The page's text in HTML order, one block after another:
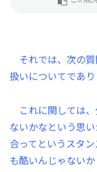
それでは、次の
扱いについてであり
これに関しては
ないかなという思
合ってというスタ
も酷いんじゃないか